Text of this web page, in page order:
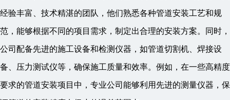
经验丰富、技术精湛的团队，他们熟悉各种管道安装工艺和规
范，能够根据不同的项目需求，制定出合理的安装方案。同时，
公司配备先进的施工设备和检测仪器，如管道切割机、焊接设
备、压力测试仪等，确保施工质量和效率。例如，在一些高精度
要求的管道安装项目中，专业公司能够利用先进的测量仪器，保